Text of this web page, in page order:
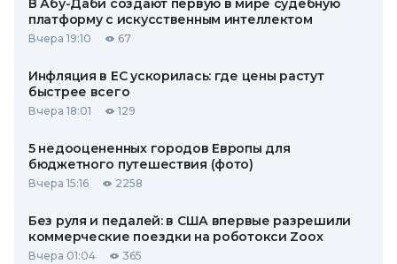
В Абу-Даби создают первую в мире судебную
платформу с искусственным интеллектом
Вчера 19:10 67
Инфляция в ЕС ускорилась: где цены растут
быстрее всего
Вчера 18:01 129
5 недооцененных городов Европы для
бюджетного путешествия (фото)
Вчера 15:16 2258
Без руля и педалей: в США впервые разрешили
коммерческие поездки на роботокси Zoox
Вчера 01:04 365